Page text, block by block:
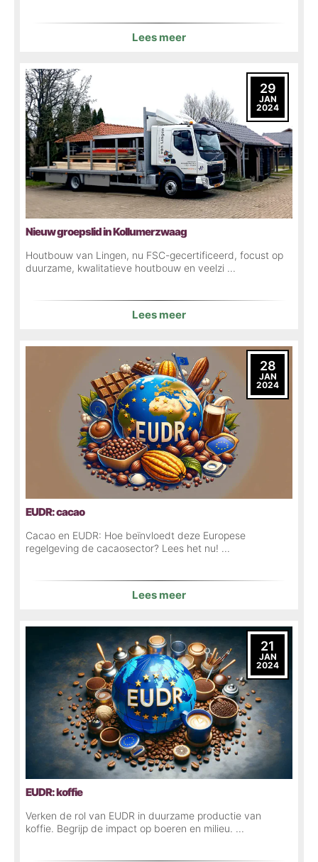
Lees meer
29
JAN
2024
Nieuw groepslid in Kollumerzwaag
Houtbouw van Lingen, nu FSC-gecertificeerd, focust op
duurzame, kwalitatieve houtbouw en veelzi ...
Lees meer
28
JAN
2024
EUDR: cacao
Cacao en EUDR: Hoe beïnvloedt deze Europese
regelgeving de cacaosector? Lees het nu! ...
Lees meer
21
JAN
2024
EUDR: koffie
Verken de rol van EUDR in duurzame productie van
koffie. Begrijp de impact op boeren en milieu. ...